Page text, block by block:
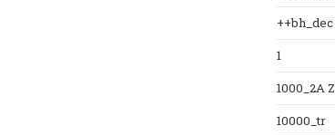
++bh_dec
1
1000_2A Z
10000_tr